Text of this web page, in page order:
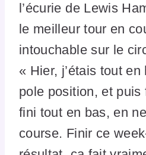
l’écurie de Lewis
le meilleur tour en
intouchable sur le
« Hier, j’étais tout
pole position, et puis
fini tout en bas, en
course. Finir ce